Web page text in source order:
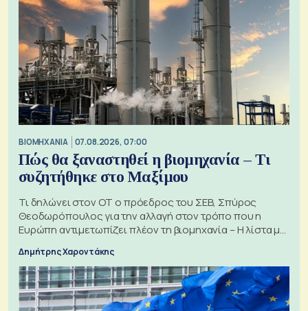
ΒΙΟΜΗΧΑΝΙΑ 07.08.2026, 07:00
Πώς θα ξαναστηθεί η βιομηχανία – Τι
συζητήθηκε στο Μαξίμου
Τι δηλώνει στον ΟΤ ο πρόεδρος του ΣΕΒ, Σπύρος
Θεοδωρόπουλος για την αλλαγή στον τρόπο που η
Ευρώπη αντιμετωπίζει πλέον τη βιομηχανία – Η λίστα με
Δημήτρης Χαροντάκης